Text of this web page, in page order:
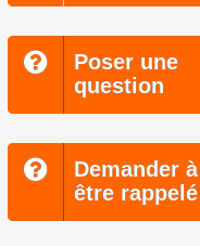
Poser une
question
Demander à
être rappelé